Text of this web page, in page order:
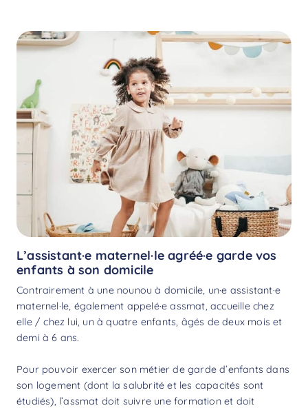
L’assistant·e maternel·le agréé·e garde vos
enfants à son domicile
Contrairement à une nounou à domicile, un·e assistant·e
maternel·le, également appelé·e assmat, accueille chez
elle / chez lui, un à quatre enfants, âgés de deux mois et
demi à 6 ans.
Pour pouvoir exercer son métier de garde d’enfants dans
son logement (dont la salubrité et les capacités sont
étudiés), l’assmat doit suivre une formation et doit